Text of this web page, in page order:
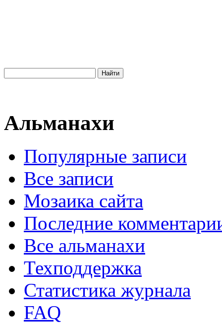
Альманахи
Популярные записи
Все записи
Мозаика сайта
Последние
Все альманахи
Техподдержка
Статистика журнала
FAQ